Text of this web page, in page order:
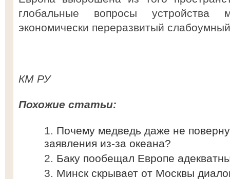
глобальные вопросы
экономически переразвитый
КМ РУ
Похожие статьи:
Почему медведь даже не
заявления из-за океана?
Баку пообещал Европе
Минск скрывает от Москвы